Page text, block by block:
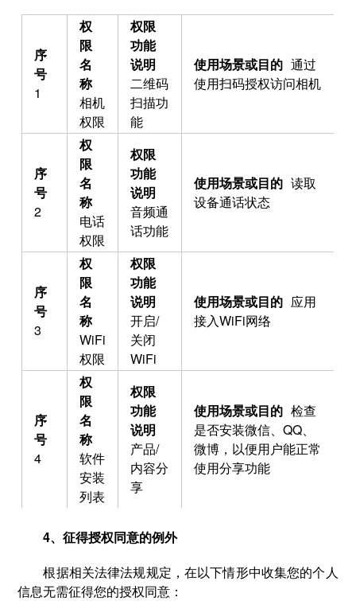
1
相机
权限
二维码
扫描功
能
通过
使用扫码授权访问相机
2
电话
权限
音频通
话功能
读取
设备通话状态
3
WiFi
权限
开启/
关闭
WiFi
应用
接入WiFi网络
4
软件
安装
列表
产品/
内容分
享
检查
是否安装微信、QQ、
微博，以便用户能正常
使用分享功能
4、征得授权同意的例外
根据相关法律法规规定，在以下情形中收集您的个人
信息无需征得您的授权同意：